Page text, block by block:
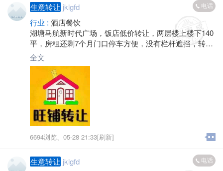
生意转让 jklgfd 电话
行业 : 酒店餐饮
湖塘马航新时代广场，饭店低价转让，两层楼上楼下140
平，房租还剩7个月门口停车方便，没有栏杆遮挡，转让
费面谈，有意来店详谈，联系电话*****8938
全文
6694浏览、 05-28 21:33[刷新]
生意转让 jklgfd 电话